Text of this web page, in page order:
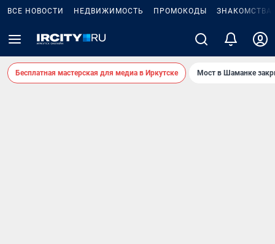
ВСЕ НОВОСТИ НЕДВИЖИМОСТЬ ПРОМОКОДЫ ЗНАКОМСТВА
Бесплатная мастерская для медиа в Иркутске Мост в Шаманке